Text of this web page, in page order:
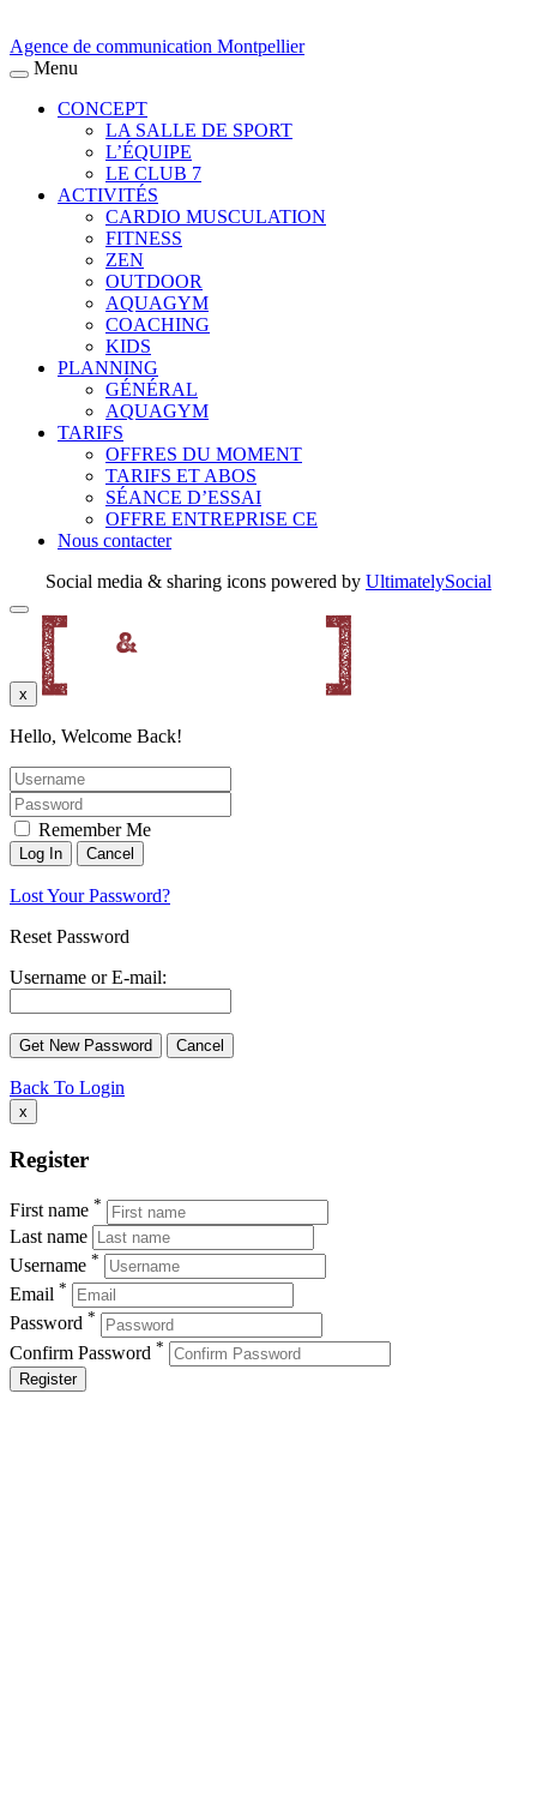
Agence de communication Montpellier
Menu
CONCEPT
LA SALLE DE SPORT
L’ÉQUIPE
LE CLUB 7
ACTIVITÉS
CARDIO MUSCULATION
FITNESS
ZEN
OUTDOOR
AQUAGYM
COACHING
KIDS
PLANNING
GÉNÉRAL
AQUAGYM
TARIFS
OFFRES DU MOMENT
TARIFS ET ABOS
SÉANCE D’ESSAI
OFFRE ENTREPRISE CE
Nous contacter
Social media & sharing icons powered by UltimatelySocial
x
Hello, Welcome Back!
Remember Me
Lost Your Password?
Reset Password
Username or E-mail:
Back To Login
x
Register
First name *
Last name
Username *
Email *
Password *
Confirm Password *
Register